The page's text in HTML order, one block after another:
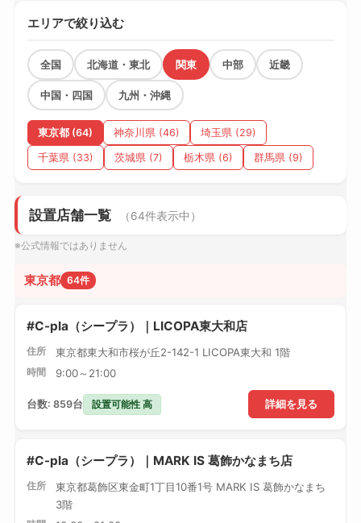
エリアで絞り込む
全国 北海道・東北 関東 中部 近畿
中国・四国 九州・沖縄
東京都 (64) 神奈川県 (46) 埼玉県 (29)
千葉県 (33) 茨城県 (7) 栃木県 (6) 群馬県 (9)
設置店舗一覧 （64件表示中）
※公式情報ではありません
東京都 64件
#C-pla（シープラ）｜LICOPA東大和店
住所 東京都東大和市桜が丘2-142-1 LICOPA東大和 1階
時間 9:00～21:00
詳細を見る
台数: 859台 設置可能性 高
#C-pla（シープラ）｜MARK IS 葛飾かなまち店
住所
東京都葛飾区東金町1丁目10番1号 MARK IS 葛飾かなまち
3階